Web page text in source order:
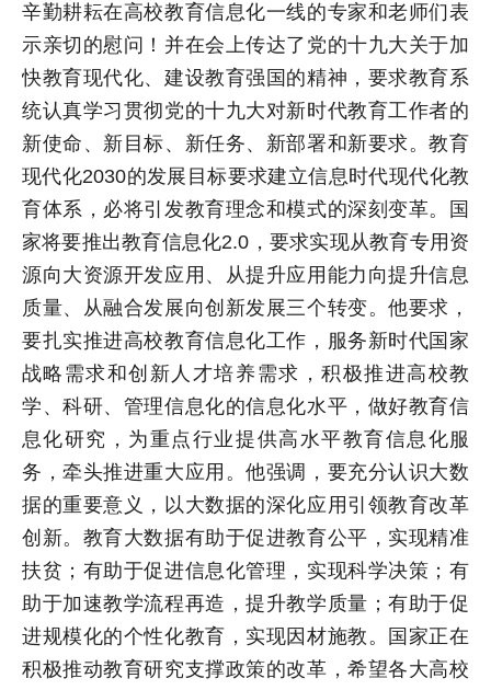
辛勤耕耘在高校教育信息化一线的专家和老师们表
示亲切的慰问！并在会上传达了党的十九大关于加
快教育现代化、建设教育强国的精神，要求教育系
统认真学习贯彻党的十九大对新时代教育工作者的
新使命、新目标、新任务、新部署和新要求。教育
现代化2030的发展目标要求建立信息时代现代化教
育体系，必将引发教育理念和模式的深刻变革。国
家将要推出教育信息化2.0，要求实现从教育专用资
源向大资源开发应用、从提升应用能力向提升信息
质量、从融合发展向创新发展三个转变。他要求，
要扎实推进高校教育信息化工作，服务新时代国家
战略需求和创新人才培养需求，积极推进高校教
学、科研、管理信息化的信息化水平，做好教育信
息化研究，为重点行业提供高水平教育信息化服
务，牵头推进重大应用。他强调，要充分认识大数
据的重要意义，以大数据的深化应用引领教育改革
创新。教育大数据有助于促进教育公平，实现精准
扶贫；有助于促进信息化管理，实现科学决策；有
助于加速教学流程再造，提升教学质量；有助于促
进规模化的个性化教育，实现因材施教。国家正在
积极推动教育研究支撑政策的改革，希望各大高校